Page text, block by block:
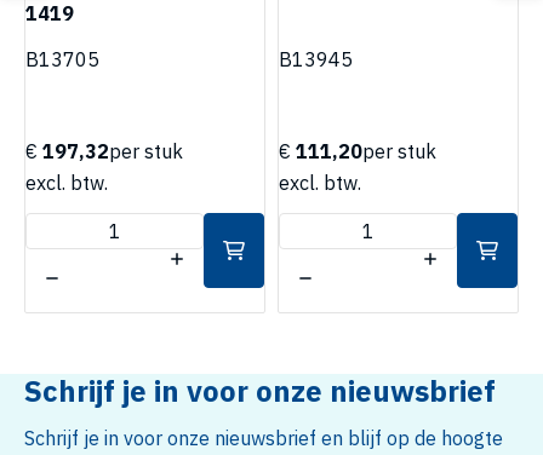
1419
B13705
€ 197,32per stuk
excl. btw.
B13945
€ 111,20per stuk
excl. btw.
Schrijf je in voor onze nieuwsbrief
Schrijf je in voor onze nieuwsbrief en blijf op de hoogte